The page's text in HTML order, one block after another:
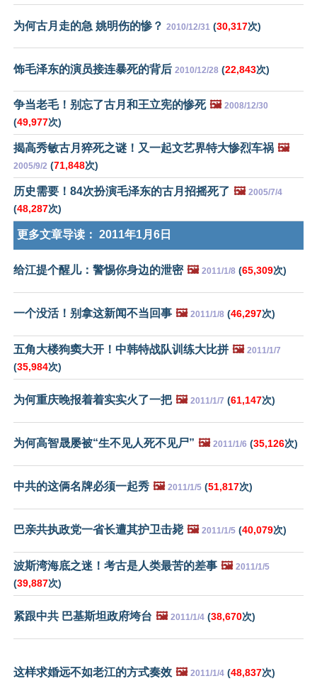
为何古月走的急 姚明伤的惨？ 2010/12/31 (30,317次)
饰毛泽东的演员接连暴死的背后 2010/12/28 (22,843次)
争当老毛！别忘了古月和王立宪的惨死 🖼️ 2008/12/30
(49,977次)
揭高秀敏古月猝死之谜！又一起文艺界特大惨烈车祸 🖼️
2005/9/2 (71,848次)
历史需要！84次扮演毛泽东的古月招摇死了 🖼️ 2005/7/4
(48,287次)
更多文章导读： 2011年1月6日
给江提个醒儿：警惕你身边的泄密 🖼️ 2011/1/8 (65,309次)
一个没活！别拿这新闻不当回事 🖼️ 2011/1/8 (46,297次)
五角大楼狗窦大开！中韩特战队训练大比拼 🖼️ 2011/1/7
(35,984次)
为何重庆晚报着着实实火了一把 🖼️ 2011/1/7 (61,147次)
为何高智晟屡被“生不见人死不见尸” 🖼️ 2011/1/6 (35,126次)
中共的这俩名牌必须一起秀 🖼️ 2011/1/5 (51,817次)
巴亲共执政党一省长遭其护卫击毙 🖼️ 2011/1/5 (40,079次)
波斯湾海底之迷！考古是人类最苦的差事 🖼️ 2011/1/5
(39,887次)
紧跟中共 巴基斯坦政府垮台 🖼️ 2011/1/4 (38,670次)
这样求婚远不如老江的方式奏效 🖼️ 2011/1/4 (48,837次)